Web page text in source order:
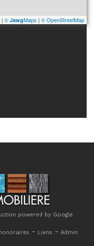
| © JawgMaps | © OpenStreetMap
powered by Google
- Liens - Admin